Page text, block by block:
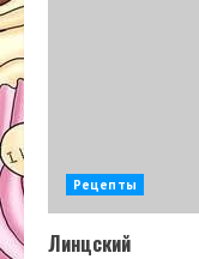
Рецепты
Линцский